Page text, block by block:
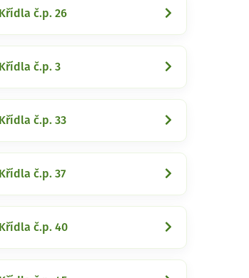
Křídla č.p. 26
Křídla č.p. 3
Křídla č.p. 33
Křídla č.p. 37
Křídla č.p. 40